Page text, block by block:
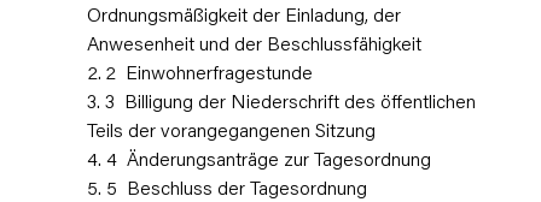
Ordnungsmäßigkeit der Einladung, der
Anwesenheit und der Beschlussfähigkeit
2 Einwohnerfragestunde
3 Billigung der Niederschrift des öffentlichen
Teils der vorangegangenen Sitzung
4 Änderungsanträge zur Tagesordnung
5 Beschluss der Tagesordnung